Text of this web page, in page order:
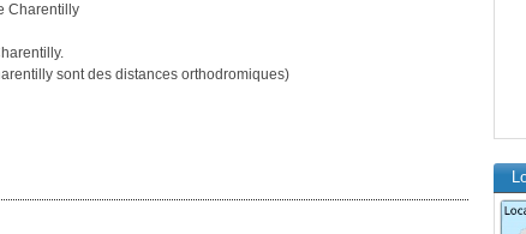
Charentilly
sont des distances orthodromiques)